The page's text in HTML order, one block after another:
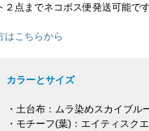
２点までネコポス便発送可能で
はこちらから
カラーとサイズ
・土台布：ムラ染めスカイブル
・モチーフ(葉)：エイティスク